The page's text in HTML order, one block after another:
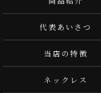
代表あいさつ
当店の特徴
ネックレス